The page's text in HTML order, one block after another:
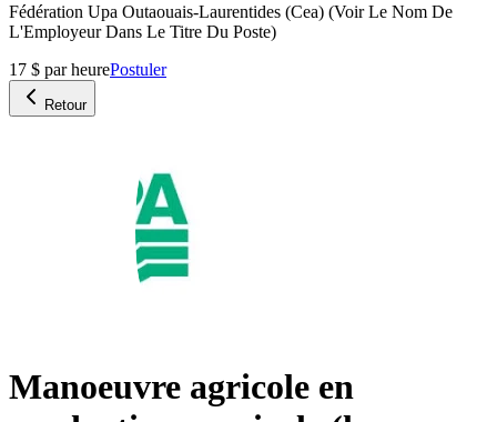
Fédération Upa Outaouais-Laurentides (Cea) (Voir Le Nom De
L'Employeur Dans Le Titre Du Poste)
17 $ par heurePostuler
Retour
Manoeuvre agricole en